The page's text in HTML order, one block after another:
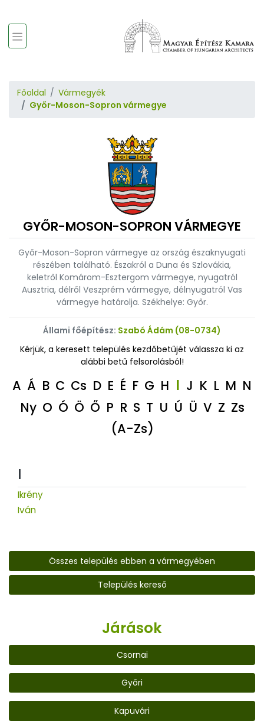
Főoldal
Vármegyék
Győr-Moson-Sopron vármegye
GYŐR-MOSON-SOPRON VÁRMEGYE
Győr-Moson-Sopron vármegye az ország északnyugati
részében található. Északról a Duna és Szlovákia,
keletről Komárom-Esztergom vármegye, nyugatról
Ausztria, délről Veszprém vármegye, délnyugatról Vas
vármegye határolja. Székhelye: Győr.
Állami főépítész: Szabó Ádám (08-0734)
Kérjük, a keresett település kezdőbetűjét válassza ki az
alábbi betű felsorolásból!
A Á B C Cs D E É F G H I J K L M N
Ny O Ó Ö Ő P R S T U Ú Ü V Z Zs
(A-Zs)
I
Ikrény
Iván
Összes település ebben a vármegyében
Település kereső
Járások
Csornai
Győri
Kapuvári